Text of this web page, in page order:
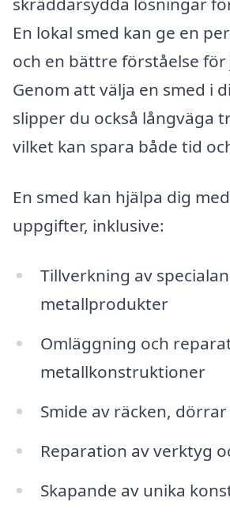
En lokal smed kan ge en
och en bättre förståelse för
Genom att välja en smed i
slipper du också långväga
vilket kan spara både tid
En smed kan hjälpa dig
uppgifter, inklusive:
Tillverkning av
metallprodukter
Omläggning och
metallkonstruktioner
Smide av räcken,
Reparation av verktyg
Skapande av unika